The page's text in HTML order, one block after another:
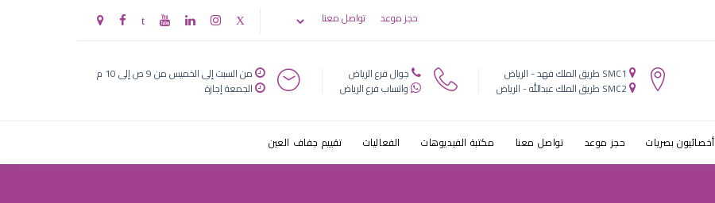
ظ…ط§ط¬ط³طھظٹط± ظپظٹ ط·ط¨
حجز موعد تواصل معنا
SMC1 طريق الملك فهد - الرياض
SMC2 طريق الملك عبدالله - الرياض
جوال فرع الرياض
واتساب فرع الرياض
من السبت إلى الخميس من 9 ص إلى 10 م
الجمعة إجازة
أخصائيون بصريات حجز موعد تواصل معنا مكتبة الفيديوهات الفعاليات تقييم جفاف العين